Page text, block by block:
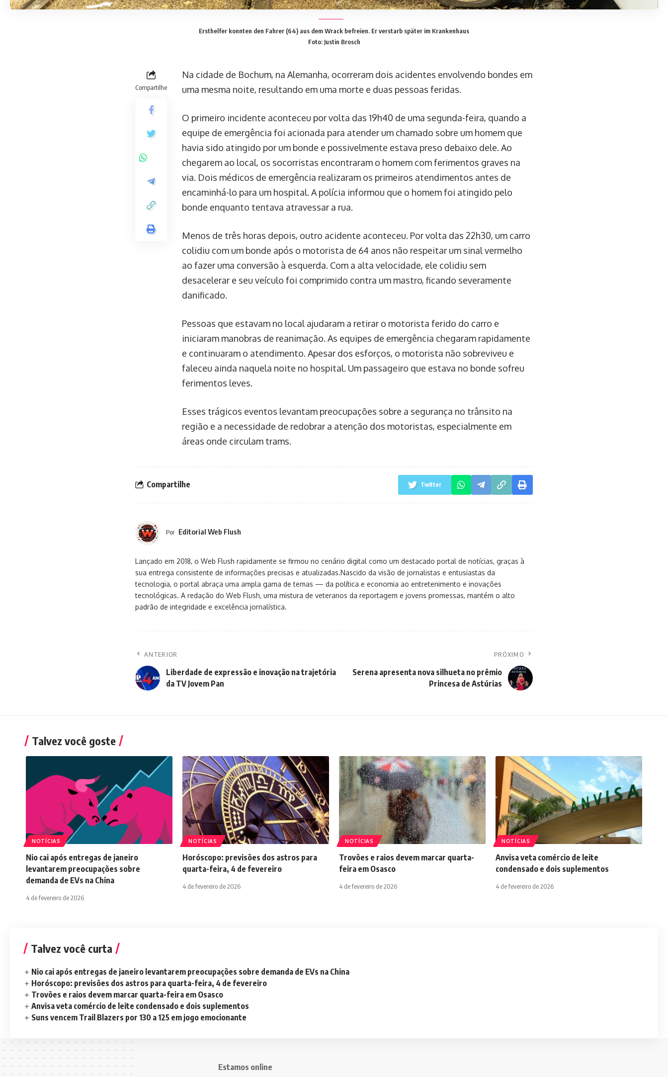
Ersthelfer konnten den Fahrer (64) aus dem Wrack befreien. Er verstarb später im Krankenhaus
Foto: Justin Brosch
Compartilhe
Na cidade de Bochum, na Alemanha, ocorreram dois acidentes envolvendo bondes em
uma mesma noite, resultando em uma morte e duas pessoas feridas.
O primeiro incidente aconteceu por volta das 19h40 de uma segunda-feira, quando a
equipe de emergência foi acionada para atender um chamado sobre um homem que
havia sido atingido por um bonde e possivelmente estava preso debaixo dele. Ao
chegarem ao local, os socorristas encontraram o homem com ferimentos graves na
via. Dois médicos de emergência realizaram os primeiros atendimentos antes de
encaminhá-lo para um hospital. A polícia informou que o homem foi atingido pelo
bonde enquanto tentava atravessar a rua.
Menos de três horas depois, outro acidente aconteceu. Por volta das 22h30, um carro
colidiu com um bonde após o motorista de 64 anos não respeitar um sinal vermelho
ao fazer uma conversão à esquerda. Com a alta velocidade, ele colidiu sem
desacelerar e seu veículo foi comprimido contra um mastro, ficando severamente
danificado.
Pessoas que estavam no local ajudaram a retirar o motorista ferido do carro e
iniciaram manobras de reanimação. As equipes de emergência chegaram rapidamente
e continuaram o atendimento. Apesar dos esforços, o motorista não sobreviveu e
faleceu ainda naquela noite no hospital. Um passageiro que estava no bonde sofreu
ferimentos leves.
Esses trágicos eventos levantam preocupações sobre a segurança no trânsito na
região e a necessidade de redobrar a atenção dos motoristas, especialmente em
áreas onde circulam trams.
Compartilhe Twitter
Por Editorial Web Flush
Lançado em 2018, o Web Flush rapidamente se firmou no cenário digital como um destacado portal de notícias, graças à
sua entrega consistente de informações precisas e atualizadas.Nascido da visão de jornalistas e entusiastas da
tecnologia, o portal abraça uma ampla gama de temas — da política e economia ao entretenimento e inovações
tecnológicas. A redação do Web Flush, uma mistura de veteranos da reportagem e jovens promessas, mantém o alto
padrão de integridade e excelência jornalística.
ANTERIOR
Liberdade de expressão e inovação na trajetória
da TV Jovem Pan
PRÓXIMO
Serena apresenta nova silhueta no prêmio
Princesa de Astúrias
Talvez você goste
NOTÍCIAS
Nio cai após entregas de janeiro
levantarem preocupações sobre
demanda de EVs na China
4 de fevereiro de 2026
NOTÍCIAS
Horóscopo: previsões dos astros para
quarta-feira, 4 de fevereiro
4 de fevereiro de 2026
NOTÍCIAS
Trovões e raios devem marcar quarta-
feira em Osasco
4 de fevereiro de 2026
NOTÍCIAS
Anvisa veta comércio de leite
condensado e dois suplementos
4 de fevereiro de 2026
Talvez você curta
Nio cai após entregas de janeiro levantarem preocupações sobre demanda de EVs na China
Horóscopo: previsões dos astros para quarta-feira, 4 de fevereiro
Trovões e raios devem marcar quarta-feira em Osasco
Anvisa veta comércio de leite condensado e dois suplementos
Suns vencem Trail Blazers por 130 a 125 em jogo emocionante
Estamos online